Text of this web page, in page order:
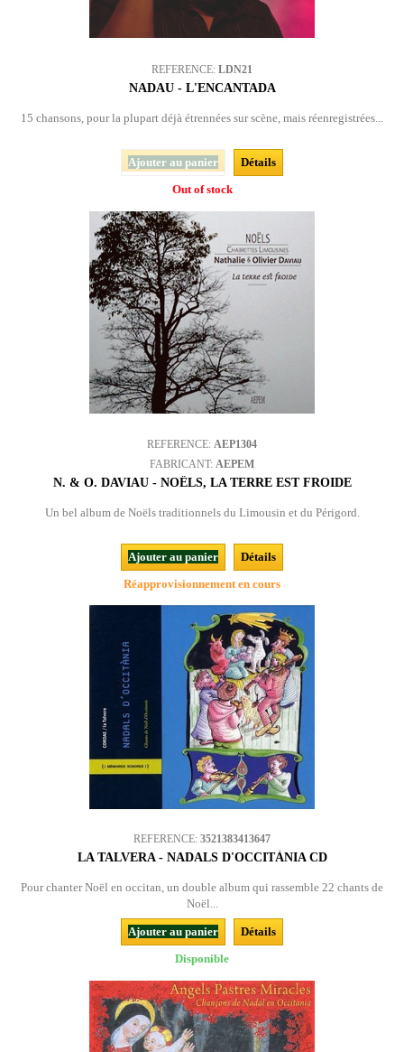
REFERENCE: LDN21
NADAU - L'ENCANTADA
15 chansons, pour la plupart déjà étrennées sur scène, mais réenregistrées...
Ajouter au panier
Détails
Out of stock
REFERENCE: AEP1304
FABRICANT: AEPEM
N. & O. DAVIAU - NOËLS, LA TERRE EST FROIDE
Un bel album de Noëls traditionnels du Limousin et du Périgord.
Ajouter au panier
Détails
Réapprovisionnement en cours
REFERENCE: 3521383413647
LA TALVERA - NADALS D'OCCITÀNIA CD
Pour chanter Noël en occitan, un double album qui rassemble 22 chants de
Noël...
Ajouter au panier
Détails
Disponible